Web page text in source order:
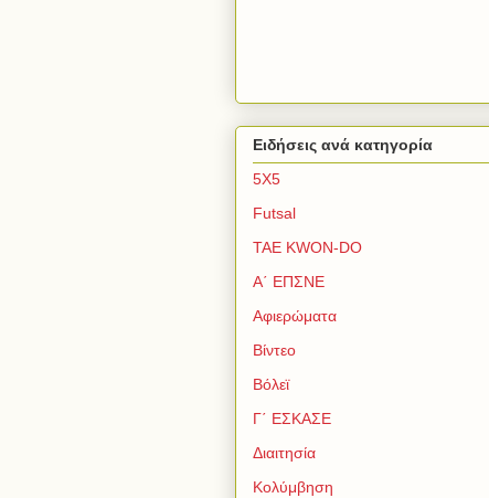
Ειδήσεις ανά κατηγορία
5Χ5
Futsal
TAE KWON-DO
Α΄ ΕΠΣΝΕ
Αφιερώματα
Βίντεο
Βόλεϊ
Γ΄ ΕΣΚΑΣΕ
Διαιτησία
Κολύμβηση